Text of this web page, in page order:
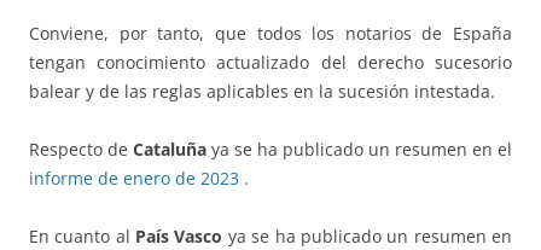
Conviene, por tanto, que todos los notarios de España
tengan conocimiento actualizado del derecho sucesorio
balear y de las reglas aplicables en la sucesión intestada.
Respecto de Cataluña ya se ha publicado un resumen en el
informe de enero de 2023 .
En cuanto al País Vasco ya se ha publicado un resumen en